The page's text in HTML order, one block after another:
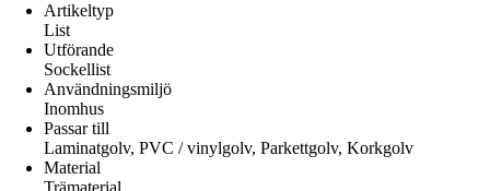
Artikeltyp
List
Utförande
Sockellist
Användningsmiljö
Inomhus
Passar till
Laminatgolv, PVC / vinylgolv, Parkettgolv, Korkgolv
Material
Trämaterial